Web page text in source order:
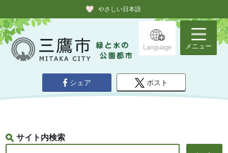
やさしい日本語
Language メニュー
シェア ポスト
サイト内検索